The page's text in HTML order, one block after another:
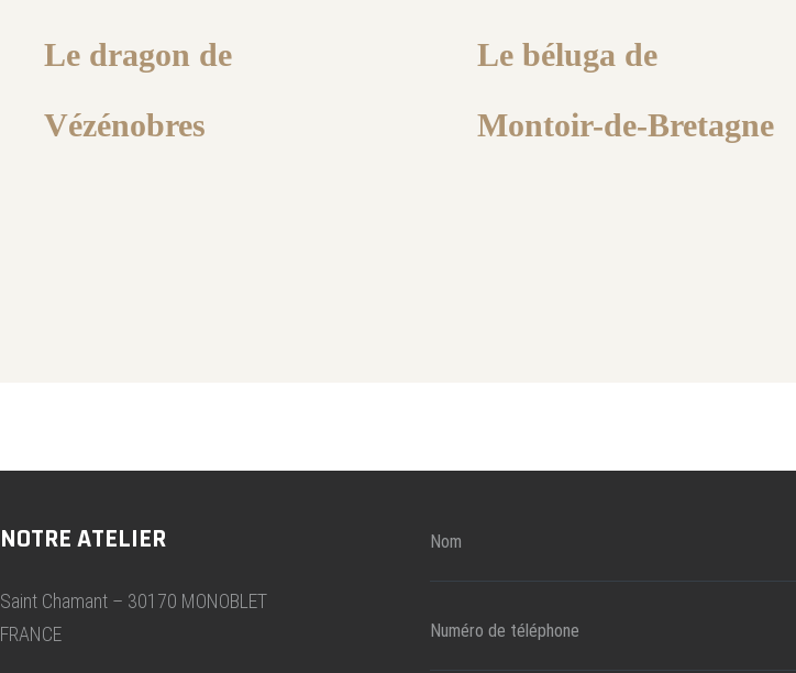
Le dragon de
Vézénobres
Le béluga de
Montoir-de-Bretagne
NOTRE ATELIER
Saint Chamant – 30170 MONOBLET
FRANCE